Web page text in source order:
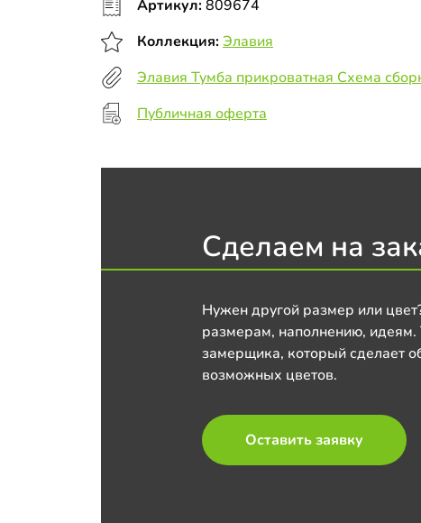
Артикул:809674
Коллекция:Элавия
Элавия Тумба прикроватная Схема
Публичная оферта
Сделаем на
Нужен другой размер или
размерам, наполнению,
замерщика, который сделает
возможных цветов.
Оставить заявку